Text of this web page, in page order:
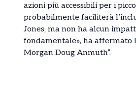
azioni più accessibili per i
probabilmente faciliterà
Jones, ma non ha alcun
fondamentale», ha affermato
Morgan Doug Anmuth”.